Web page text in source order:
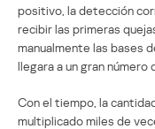
positivo, la detección
recibir las primeras
manualmente las bases
llegara a un gran número
Con el tiempo, la
multiplicado miles de